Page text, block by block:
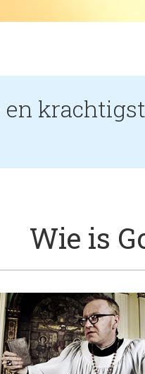
en
Wie is